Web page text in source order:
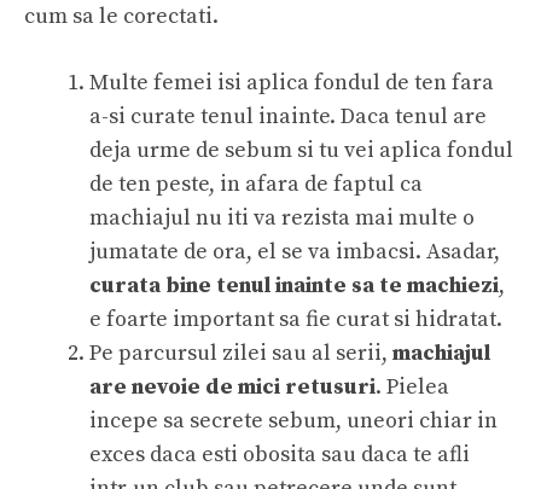
cum sa le corectati.
Multe femei isi aplica fondul de ten fara
a-si curate tenul inainte. Daca tenul are
deja urme de sebum si tu vei aplica fondul
de ten peste, in afara de faptul ca
machiajul nu iti va rezista mai multe o
jumatate de ora, el se va imbacsi. Asadar,
curata bine tenul inainte sa te machiezi,
e foarte important sa fie curat si hidratat.
Pe parcursul zilei sau al serii, machiajul
are nevoie de mici retusuri. Pielea
incepe sa secrete sebum, uneori chiar in
exces daca esti obosita sau daca te afli